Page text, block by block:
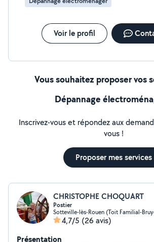
appel à lui avec plaisir pour d'autres travaux de
Voir le profil
Vous souhaitez proposer vos
Dépannage
Inscrivez-vous et répondez aux
vous !
Proposer mes services
CHRISTOPHE CHOQUART
Postier
Sotteville-lès-Rouen (Toit Familial-
4,7/5 (26 avis)
Présentation